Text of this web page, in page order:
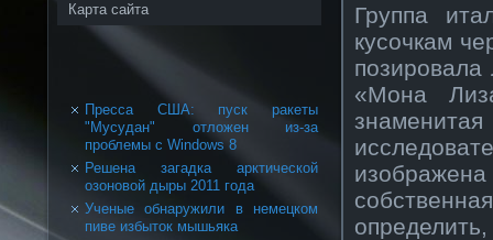
Карта сайта
Пресса США: пуск ракеты
"Мусудан" отложен из-за
проблемы с Windows 8
Решена загадка арктической
озоновой дыры 2011 года
Ученые обнаружили в немецком
пиве избыток мышьяка
Группа
кусочкам
«Мона